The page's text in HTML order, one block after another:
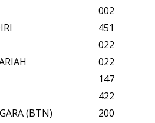
002
451
022
022
147
422
(BTN)
200